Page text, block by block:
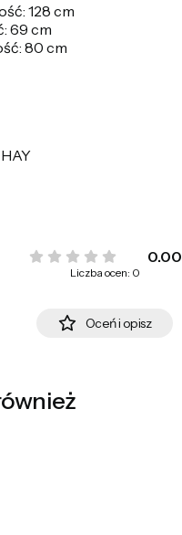
128 cm
69 cm
80 cm
HAY
0.00
Liczba ocen: 0
Oceń i opisz